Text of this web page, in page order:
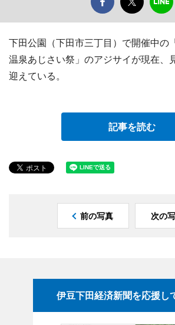
下田公園（下田市三丁目）で開催中の
温泉あじさい祭」のアジサイが現在、
迎えている。
記事を読む
前の写真 次の
伊豆下田経済新聞を応援し